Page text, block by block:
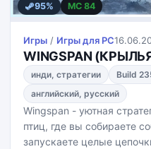
95% MC 84
Игры / Игры для PС
WINGSPAN
инди, стратегии Build
английский, русский
Wingspan - уютная
птиц, где вы собираете
запускаете целые